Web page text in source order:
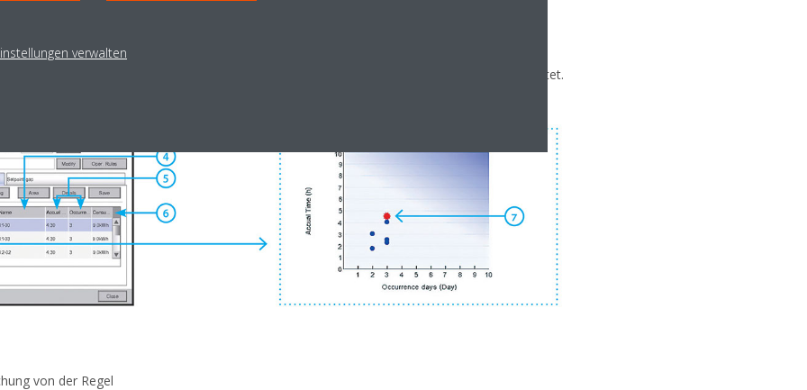
ergreifen. Sie können den Energieverbrauch noch weiter senken, indem Sie unsere
Durch diese Funktion werden die Geräte in Bereichen mit geöffneten Fenstern ausgeschaltet.
von der Regel
verwalten